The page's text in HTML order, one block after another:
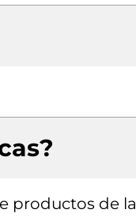
productos de la